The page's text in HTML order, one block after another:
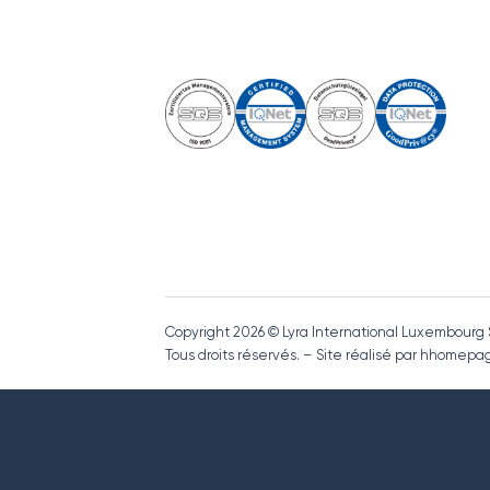
Copyright 2026 © Lyra International Luxembourg
Tous droits réservés. – Site réalisé par